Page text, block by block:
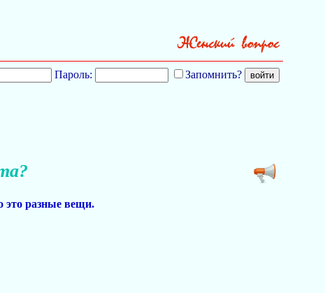
Пароль: Запомнить?
это разные вещи.